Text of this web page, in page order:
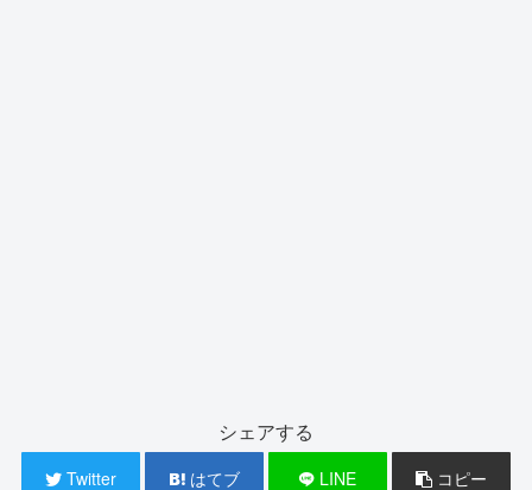
シェアする
Twitter はてブ LINE コピー